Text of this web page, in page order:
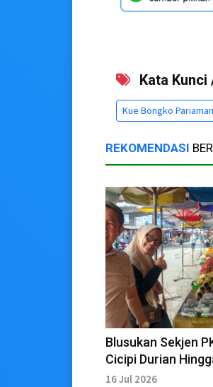
Kata Kunci
Kue Bongko Pariaman
REKOMENDASI
Blusukan Sekjen
Cicipi Durian
Pasar Raya
16 Jul 2026